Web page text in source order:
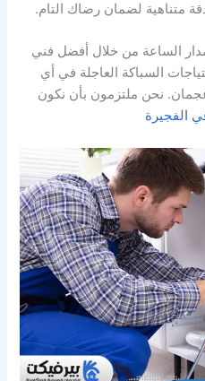
متناهية لضمان رضاك التام.
الساعة من خلال أفضل فني
السباكة العاجلة في أي
نحن ملتزمون بأن نكون
الفجيرة